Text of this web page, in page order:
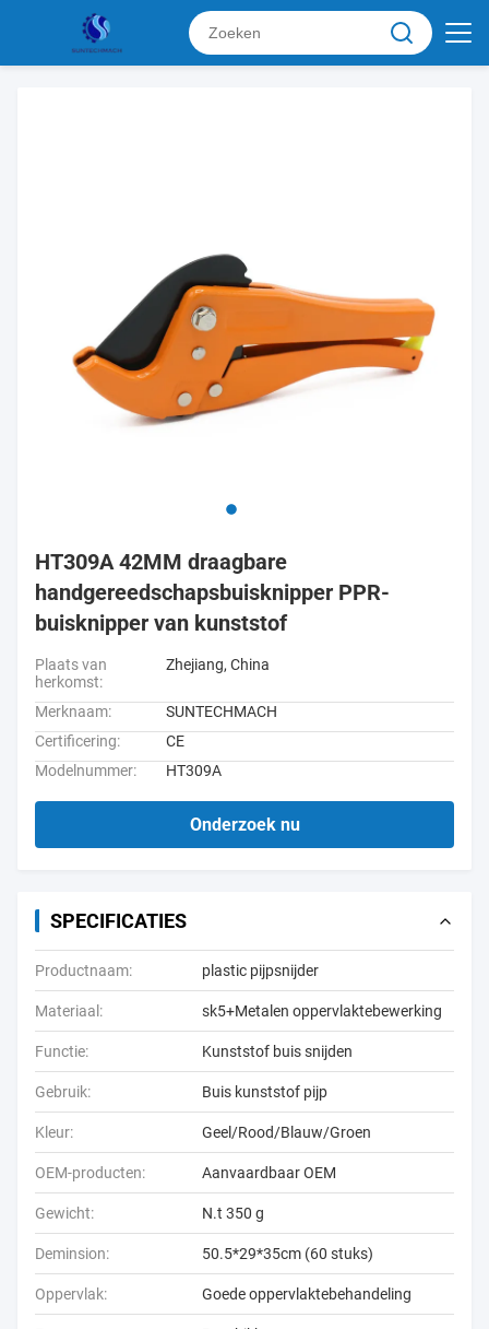
HT309A 42MM draagbare
handgereedschapsbuisknipper PPR-
buisknipper van kunststof
Plaats van
herkomst:
Zhejiang, China
Merknaam:
SUNTECHMACH
Certificering:
CE
Modelnummer:
HT309A
Onderzoek nu
SPECIFICATIES
Productnaam: plastic pijpsnijder
Materiaal: sk5+Metalen oppervlaktebewerking
Functie: Kunststof buis snijden
Gebruik: Buis kunststof pijp
Kleur: Geel/Rood/Blauw/Groen
OEM-producten: Aanvaardbaar OEM
Gewicht: N.t 350 g
Deminsion: 50.5*29*35cm (60 stuks)
Oppervlak: Goede oppervlaktebehandeling